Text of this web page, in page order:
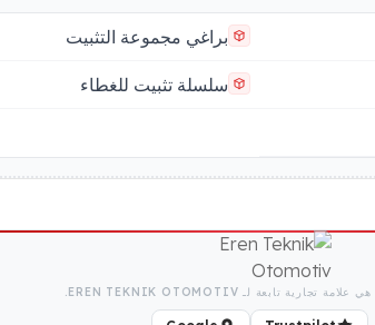
براغي مجموعة التثبيت
سلسلة تثبيت للغطاء